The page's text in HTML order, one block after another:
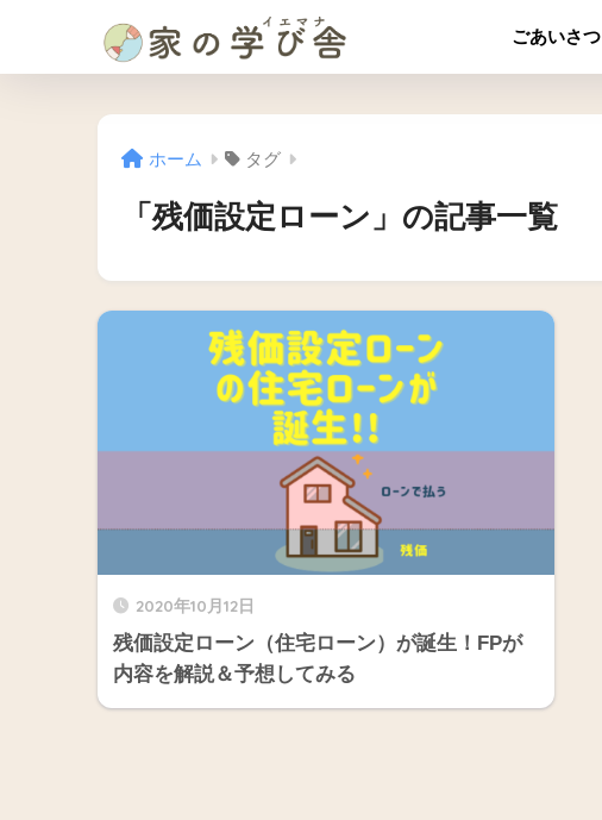
ごあいさつ
ホーム タグ
「残価設定ローン」の記事一覧
2020年10月12日
残価設定ローン（住宅ローン）が誕生！FPが
内容を解説＆予想してみる